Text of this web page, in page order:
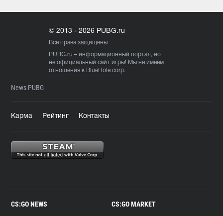
© 2013 - 2026 PUBG.ru
Все права защищены
PUBG.ru – информационный портал, но
не официальный сайт игры! Мы не имеем
отношения к BlueHole corp.
News PUBG
Карма Рейтинг Контакты
CS:GO NEWS CS:GO MARKET